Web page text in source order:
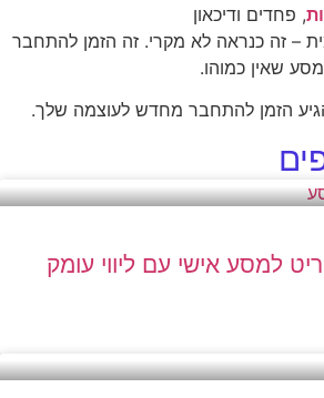
, פחדים ודיכאון
– זה כנראה לא מקרי. זה הזמן להתחבר
שאין כמוהו.
הזמן להתחבר מחדש לעוצמה שלך.
למסע אישי עם ליווי עומק